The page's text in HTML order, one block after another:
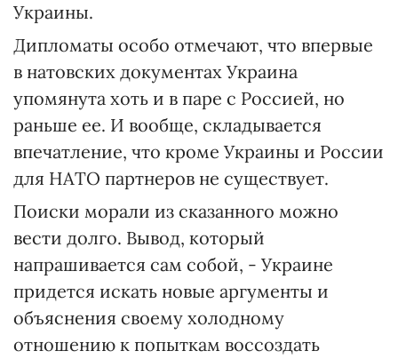
Украины.
Дипломаты особо отмечают, что впервые
в натовских документах Украина
упомянута хоть и в паре с Россией, но
раньше ее. И вообще, складывается
впечатление, что кроме Украины и России
для НАТО партнеров не существует.
Поиски морали из сказанного можно
вести долго. Вывод, который
напрашивается сам собой, - Украине
придется искать новые аргументы и
объяснения своему холодному
отношению к попыткам воссоздать